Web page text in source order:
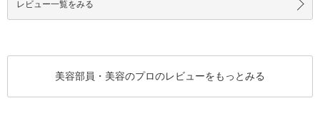
レビュー一覧をみる
美容部員・美容のプロのレビューをもっとみる